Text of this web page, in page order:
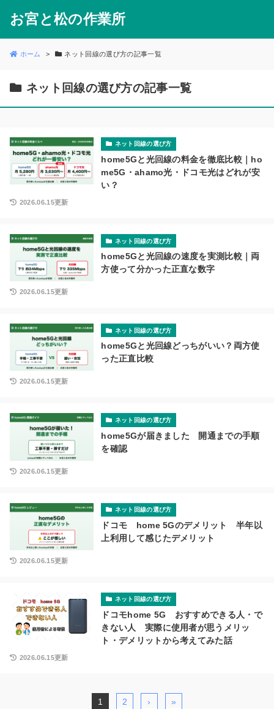
お宮と松の作業所
ホーム ネット回線の選び方の記事一覧
ネット回線の選び方の記事一覧
ネット回線の選び方
home5Gと光回線の料金を徹底比較｜ho
me5G・ahamo光・ドコモ光はどれが安
い？
2026.06.15更新
ネット回線の選び方
home5Gと光回線の速度を実測比較｜両
方使って分かった正直な数字
2026.06.15更新
ネット回線の選び方
home5Gと光回線どっちがいい？両方使
った正直比較
2026.06.15更新
ネット回線の選び方
home5Gが届きました 開通までの手順
を確認
2026.06.15更新
ネット回線の選び方
ドコモ home 5Gのデメリット 半年以
上利用して感じたデメリット
2026.06.15更新
ネット回線の選び方
ドコモhome 5G おすすめできる人・で
きない人 実際に使用者が思うメリッ
ト・デメリットから考えてみた話
2026.06.15更新
1 2 › »